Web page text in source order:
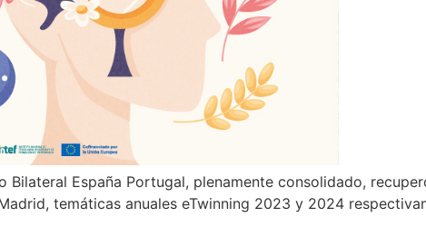
Bilateral España Portugal, plenamente consolidado,
temáticas anuales eTwinning 2023 y 2024